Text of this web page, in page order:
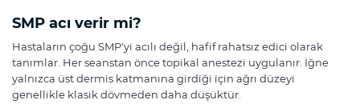
SMP acı verir mi?
Hastaların çoğu SMP'yi acılı değil, hafif rahatsız edici olarak
tanımlar. Her seanstan önce topikal anestezi uygulanır. İğne
yalnızca üst dermis katmanına girdiği için ağrı düzeyi
genellikle klasik dövmeden daha düşüktür.